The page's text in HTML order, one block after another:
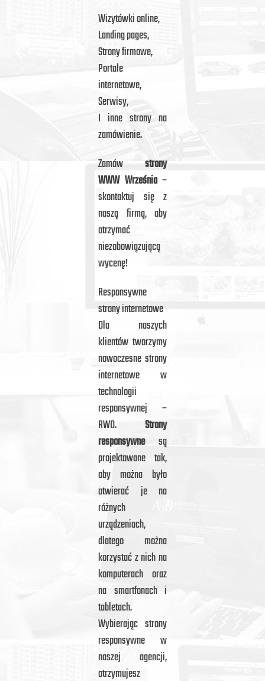
Wizytówki online,
Landing pages,
Strony firmowe,
Portale
internetowe,
Serwisy,
I inne strony na
zamówienie.
Zamów strony
WWW Września–
skontaktuj się z
naszą firmą, aby
otrzymać
niezobowiązującą
wycenę!
Responsywne
strony internetowe
Dla naszych
klientów tworzymy
nowoczesne strony
internetowe w
technologii
responsywnej –
RWD. Strony
responsywnesą
projektowane tak,
aby można było
otwierać je na
różnych
urządzeniach,
dlatego można
korzystać z nich na
komputerach oraz
na smartfonach i
tabletach.
Wybierając strony
responsywne w
naszej agencji,
otrzymujesz